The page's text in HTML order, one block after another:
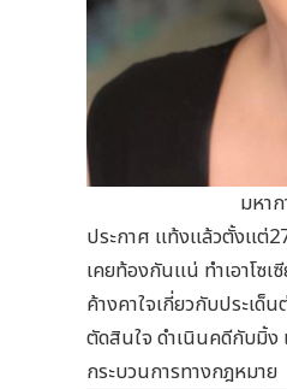
มหากาพย์ มิ้งโป๊ะ
ประกาศ แท้งแล้วตั้งแต่
เคยท้องกันแน่ ทำเอาโซ
ค้างคาใจเกี่ยวกับประเด็
ตัดสินใจ ดำเนินคดีกับมิ้ง
กระบวนการทางกฎหมาย